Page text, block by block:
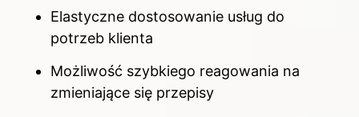
Elastyczne dostosowanie usług do
potrzeb klienta
Możliwość szybkiego reagowania na
zmieniające się przepisy